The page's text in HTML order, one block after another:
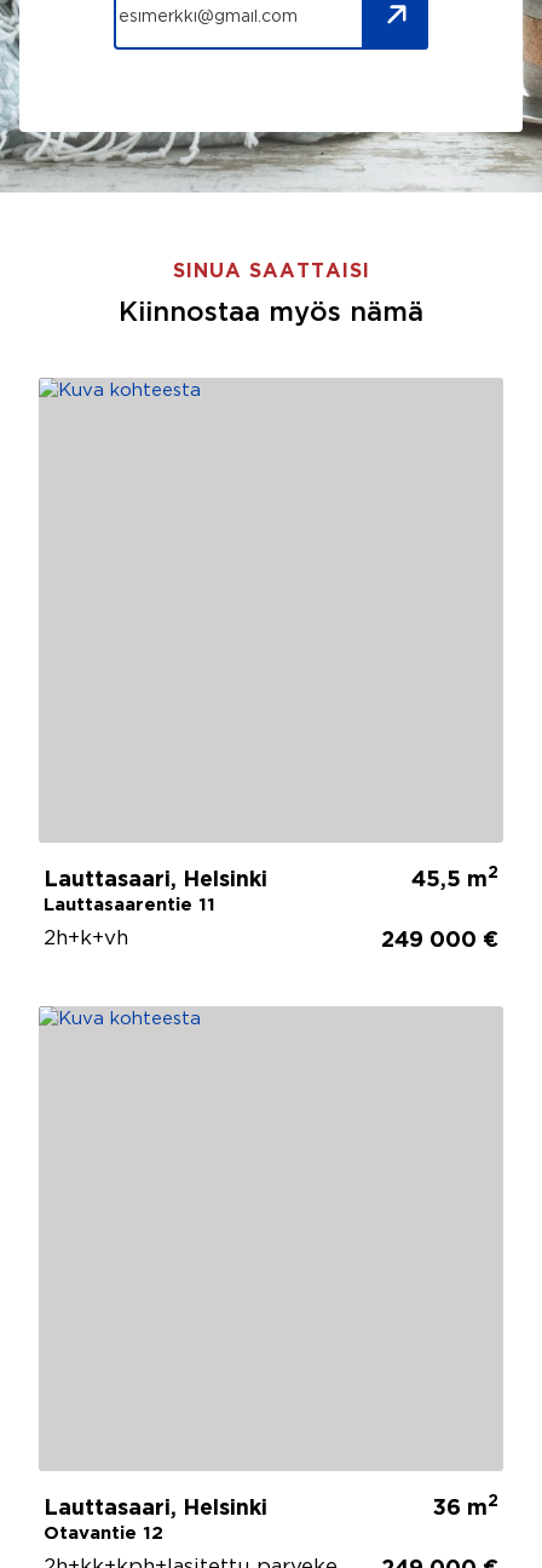
SINUA SAATTAISI
Kiinnostaa myös nämä
Lauttasaari, Helsinki
Lauttasaarentie 11
45,5 m2
2h+k+vh 249 000 €
Lauttasaari, Helsinki
Otavantie 12
36 m2